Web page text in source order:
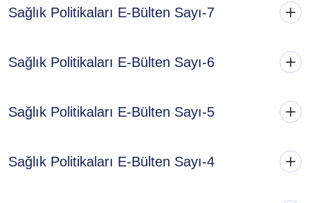
Sağlık Politikaları E-Bülten Sayı-7
Sağlık Politikaları E-Bülten Sayı-6
Sağlık Politikaları E-Bülten Sayı-5
Sağlık Politikaları E-Bülten Sayı-4